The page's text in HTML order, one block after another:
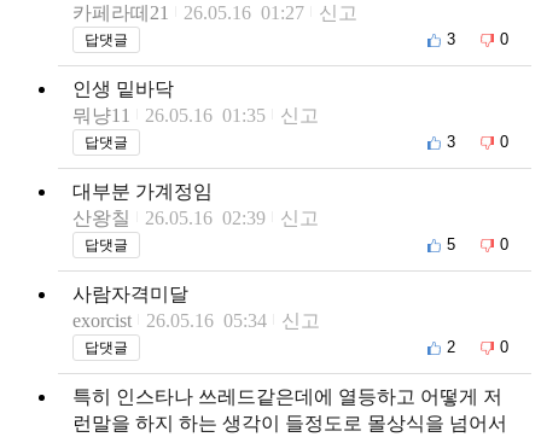
카페라떼21
26.05.16 01:27 신고
답댓글 3 0
인생 밑바닥
뭐냥11
26.05.16 01:35 신고
답댓글 3 0
대부분 가계정임
산왕칠
26.05.16 02:39 신고
답댓글 5 0
사람자격미달
exorcist
26.05.16 05:34 신고
답댓글 2 0
특히 인스타나 쓰레드같은데에 열등하고 어떻게 저
런말을 하지 하는 생각이 들정도로 몰상식을 넘어서